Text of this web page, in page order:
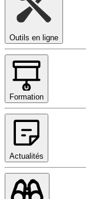
Outils en ligne
Formation
Actualités